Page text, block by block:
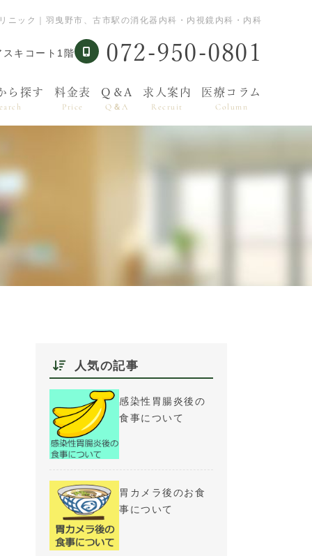
ニック｜羽曳野市、古市駅の消化器内科・内視鏡内科・内科
キコート1階 072-950-0801
ら探す 料金表
Price
Q＆A
Q＆A
求人案内
Recruit
医療コラム
Column
人気の記事
感染性胃腸炎後の
食事について
胃カメラ後のお食
事について